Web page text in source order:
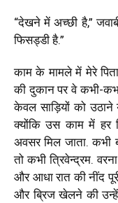
“देखने में अच्छी है,”
फिसड्डी है.”
काम के मामले में मेरे
की दुकान पर वे कभी-
केवल साड़ियों को उठाने
क्योंकि उस काम में हर
अवसर मिल जाता. कभी
तो कभी त्रिवेन्द्रम.
और आधा रात की नींद
और ब्रिज खेलने की उन्हें